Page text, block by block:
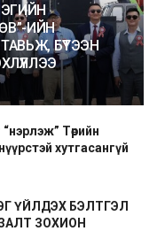
ИЙН
БҮТЭЭН
Төрийн
хутгасангүй
ҮЙЛДЭХ БЭЛТГЭЛ
ЗОХИОН